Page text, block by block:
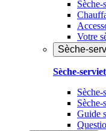
Sèche-
Votre
Sèche-
Sèche-
Sèche-
Guide